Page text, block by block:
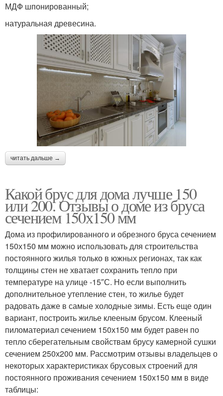
МДФ шпонированный;
натуральная древесина.
читать дальше →
Какой брус для дома лучше 150
или 200. Отзывы о доме из бруса
сечением 150х150 мм
Дома из профилированного и обрезного бруса сечением
150х150 мм можно использовать для строительства
постоянного жилья только в южных регионах, так как
толщины стен не хватает сохранить тепло при
температуре на улице -15″С. Но если выполнить
дополнительное утепление стен, то жилье будет
радовать даже в самые холодные зимы. Есть еще один
вариант, построить жилье клееным брусом. Клееный
пиломатериал сечением 150х150 мм будет равен по
тепло сберегательным свойствам брусу камерной сушки
сечением 250х200 мм. Рассмотрим отзывы владельцев о
некоторых характеристиках брусовых строений для
постоянного проживания сечением 150х150 мм в виде
таблицы: